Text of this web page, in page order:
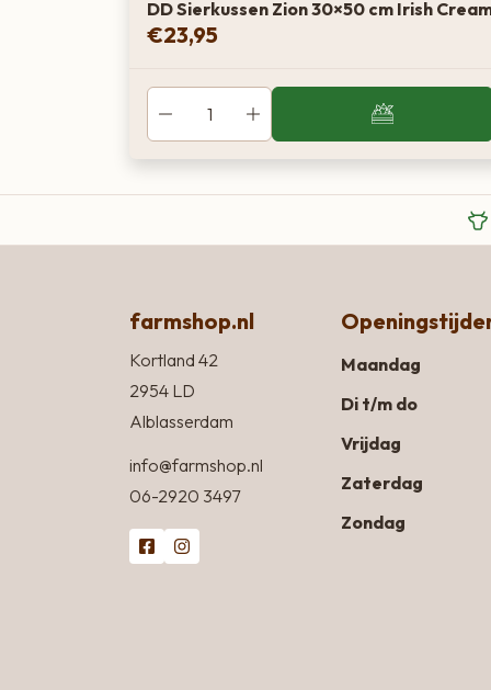
DD Sierkussen Zion 30×50 cm Irish
€23,95
farmshop.nl
Kortland 42
2954 LD
Alblasserdam
info@farmshop.nl
06-2920 3497
Maandag
Di t/m do
Vrijdag
Zaterdag
Zondag